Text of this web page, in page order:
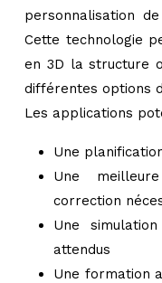
personnalisation
Cette technologie
en 3D la structure
différentes options
Les applications
Une
Une
correction
Une
attendus
Une formation